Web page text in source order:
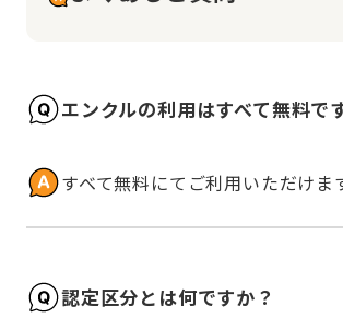
エンクルの利用はすべて無料で
すべて無料にてご利用いただけま
認定区分とは何ですか？